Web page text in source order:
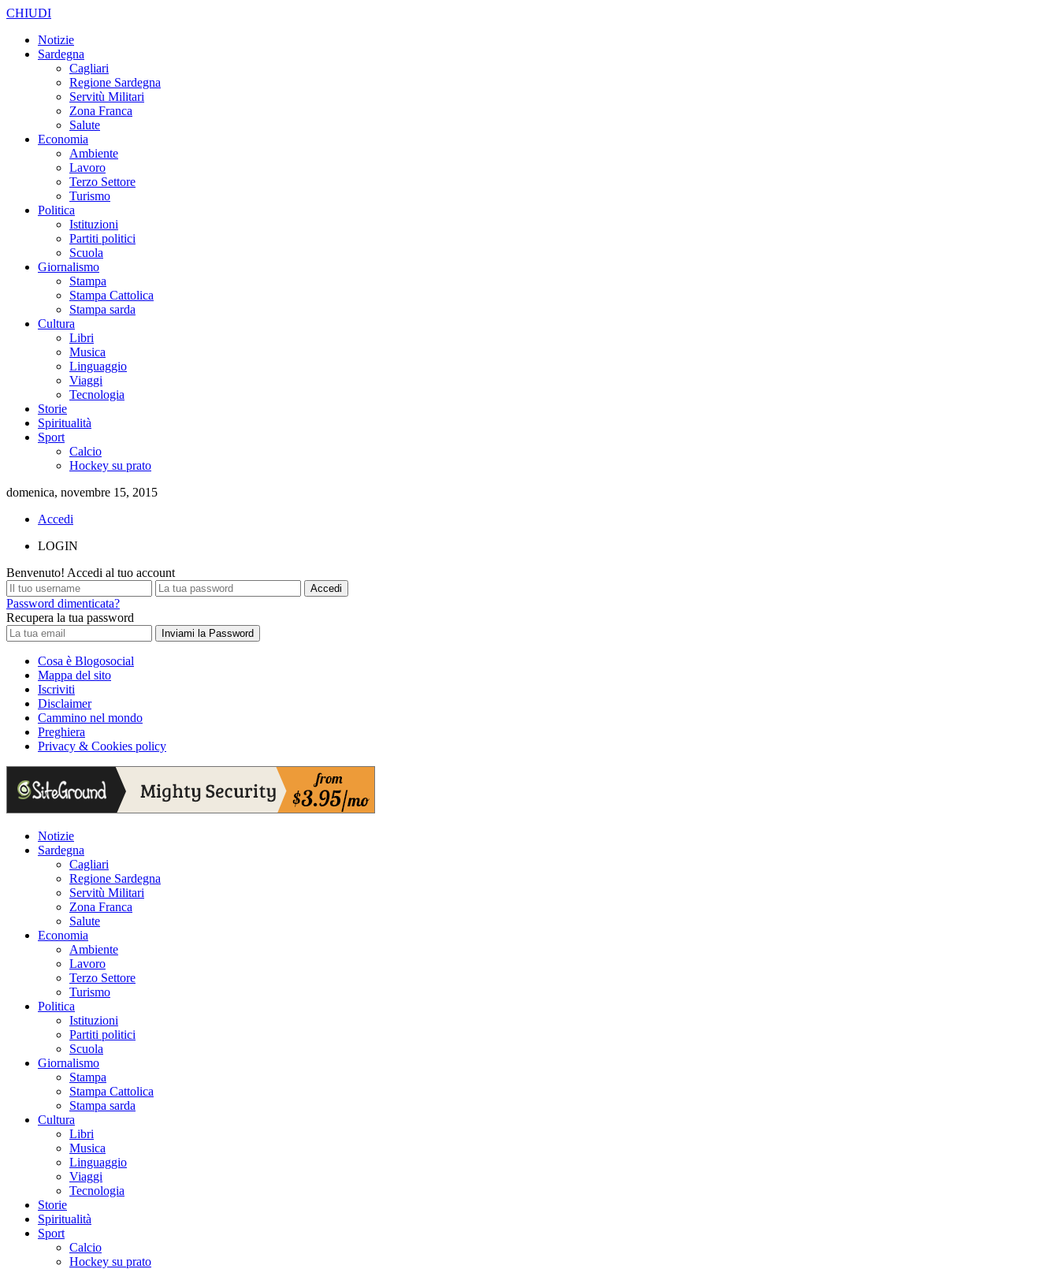
CHIUDI
Notizie
Sardegna
Cagliari
Regione Sardegna
Servitù Militari
Zona Franca
Salute
Economia
Ambiente
Lavoro
Terzo Settore
Turismo
Politica
Istituzioni
Partiti politici
Scuola
Giornalismo
Stampa
Stampa Cattolica
Stampa sarda
Cultura
Libri
Musica
Linguaggio
Viaggi
Tecnologia
Storie
Spiritualità
Sport
Calcio
Hockey su prato
domenica, novembre 15, 2015
Accedi
LOGIN
Benvenuto! Accedi al tuo account
Password dimenticata?
Recupera la tua password
Cosa è Blogosocial
Mappa del sito
Iscriviti
Disclaimer
Cammino nel mondo
Preghiera
Privacy & Cookies policy
Notizie
Sardegna
Cagliari
Regione Sardegna
Servitù Militari
Zona Franca
Salute
Economia
Ambiente
Lavoro
Terzo Settore
Turismo
Politica
Istituzioni
Partiti politici
Scuola
Giornalismo
Stampa
Stampa Cattolica
Stampa sarda
Cultura
Libri
Musica
Linguaggio
Viaggi
Tecnologia
Storie
Spiritualità
Sport
Calcio
Hockey su prato